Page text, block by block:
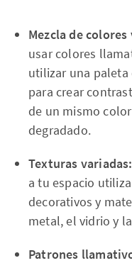
Mezcla de
usar colores
utilizar una
para crear
de un mismo
degradado.
Texturas variadas:
a tu espacio
decorativos y
metal, el vidrio y
Patrones